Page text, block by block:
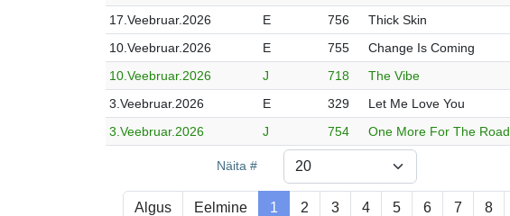
Näita #
Algus Eelmine 1 2 3 4 5 6 7 8
17.Veebruar.2026
E 756 Thick Skin
10.Veebruar.2026
E 755 Change Is Coming
10.Veebruar.2026
J 718 The Vibe
3.Veebruar.2026
E 329 Let Me Love You
3.Veebruar.2026
J 754 One More For The Road